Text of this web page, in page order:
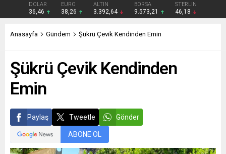
DOLAR
36,46
EURO
38,26
ALTIN
3.392,64
BORSA
9.573,21
STERLIN
46,18
Anasayfa Gündem Şükrü Çevik Kendinden Emin
Şükrü Çevik Kendinden
Emin
Paylaş Tweetle Gönder
ABONE OL